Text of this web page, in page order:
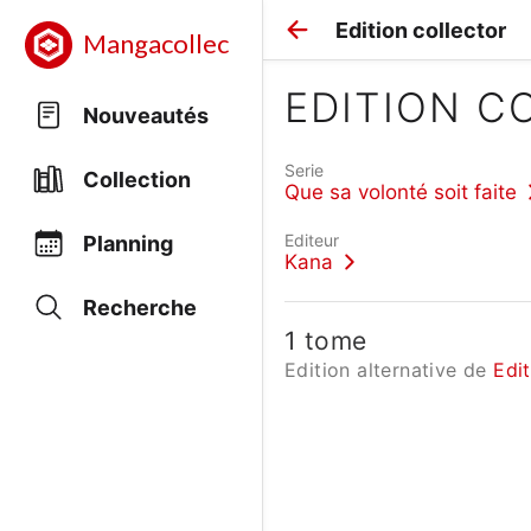
Mangacollec
Nouveautés
Collection
Planning
Recherche
Edition collector
EDITION
Serie
Que sa volonté soit faite
Editeur
Kana
1 tome
Edition alternative de